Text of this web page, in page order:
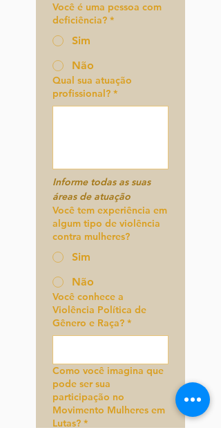
Você é uma pessoa com
deficiência? *
Sim
Não
Qual sua atuação
profissional? *
Informe todas as suas
áreas de atuação
Você tem experiência em
algum tipo de violência
contra mulheres?
Sim
Não
Você conhece a
Violência Política de
Gênero e Raça? *
Como você imagina que
pode ser sua
participação no
Movimento Mulheres em
Lutas? *